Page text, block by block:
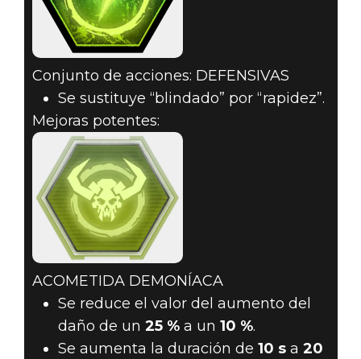
Conjunto de acciones: DEFENSIVAS
Se sustituye “blindado” por “rapidez”.
Mejoras potentes:
ACOMETIDA DEMONÍACA
Se reduce el valor del aumento del
daño de un 25 %a un 10 %.
Se aumenta la duración de 10 sa 20